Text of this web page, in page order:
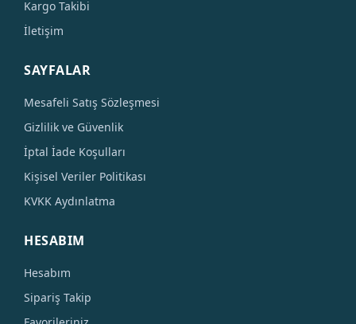
Kargo Takibi
İletişim
SAYFALAR
Mesafeli Satış Sözleşmesi
Gizlilik ve Güvenlik
İptal İade Koşulları
Kişisel Veriler Politikası
KVKK Aydınlatma
HESABIM
Hesabım
Sipariş Takip